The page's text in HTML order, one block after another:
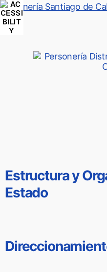
Personería Santiago de
Estructura y
Estado